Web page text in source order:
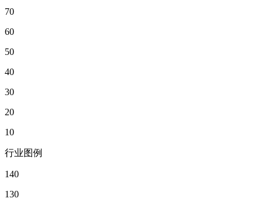
70
60
50
40
30
20
10
行业图例
140
130